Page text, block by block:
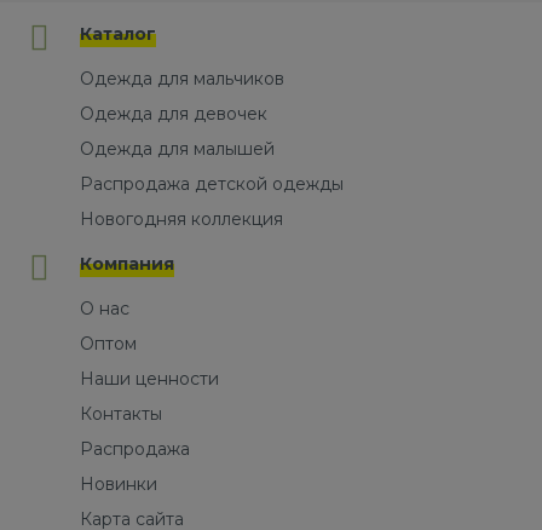
Каталог
Одежда для мальчиков
Одежда для девочек
Одежда для малышей
Распродажа детской одежды
Новогодняя коллекция
Компания
О нас
Оптом
Наши ценности
Контакты
Распродажа
Новинки
Карта сайта